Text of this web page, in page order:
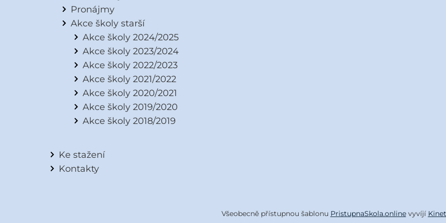
Pronájmy
Akce školy starší
Akce školy 2024/2025
Akce školy 2023/2024
Akce školy 2022/2023
Akce školy 2021/2022
Akce školy 2020/2021
Akce školy 2019/2020
Akce školy 2018/2019
Ke stažení
Kontakty
Všeobecně přístupnou šablonu PristupnaSkola.onlinevyvíjí Kinet